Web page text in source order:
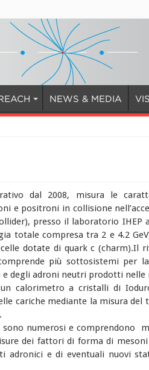
NEWS & MEDIA
dal 2008, misura le
e positroni in collisione
presso il laboratorio IHEP
totale compresa tra 2 e 4.2
dotate di quark c (charm).Il
più sottosistemi per
degli adroni neutri prodotti
calorimetro a cristalli di
cariche mediante la misura
numerosi e comprendono
dei fattori di forma di
adronici e di eventuali nuovi